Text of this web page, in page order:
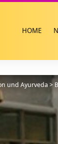
HOME
und Ayurveda >